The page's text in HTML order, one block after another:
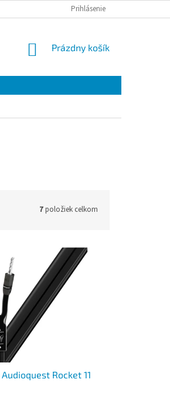
Prihlásenie
NÁKUPNÝ
Prázdny košík
7položiek celkom
Rocket 11